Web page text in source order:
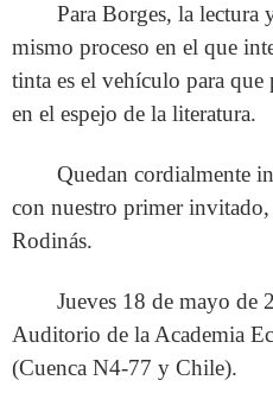
Para Borges, la lectura
mismo proceso en el que
tinta es el vehículo para
en el espejo de la literatura.
Quedan cordialmente
con nuestro primer invitado,
Rodinás.
Jueves 18 de mayo de
Auditorio de la Academia
(Cuenca N4-77 y Chile).